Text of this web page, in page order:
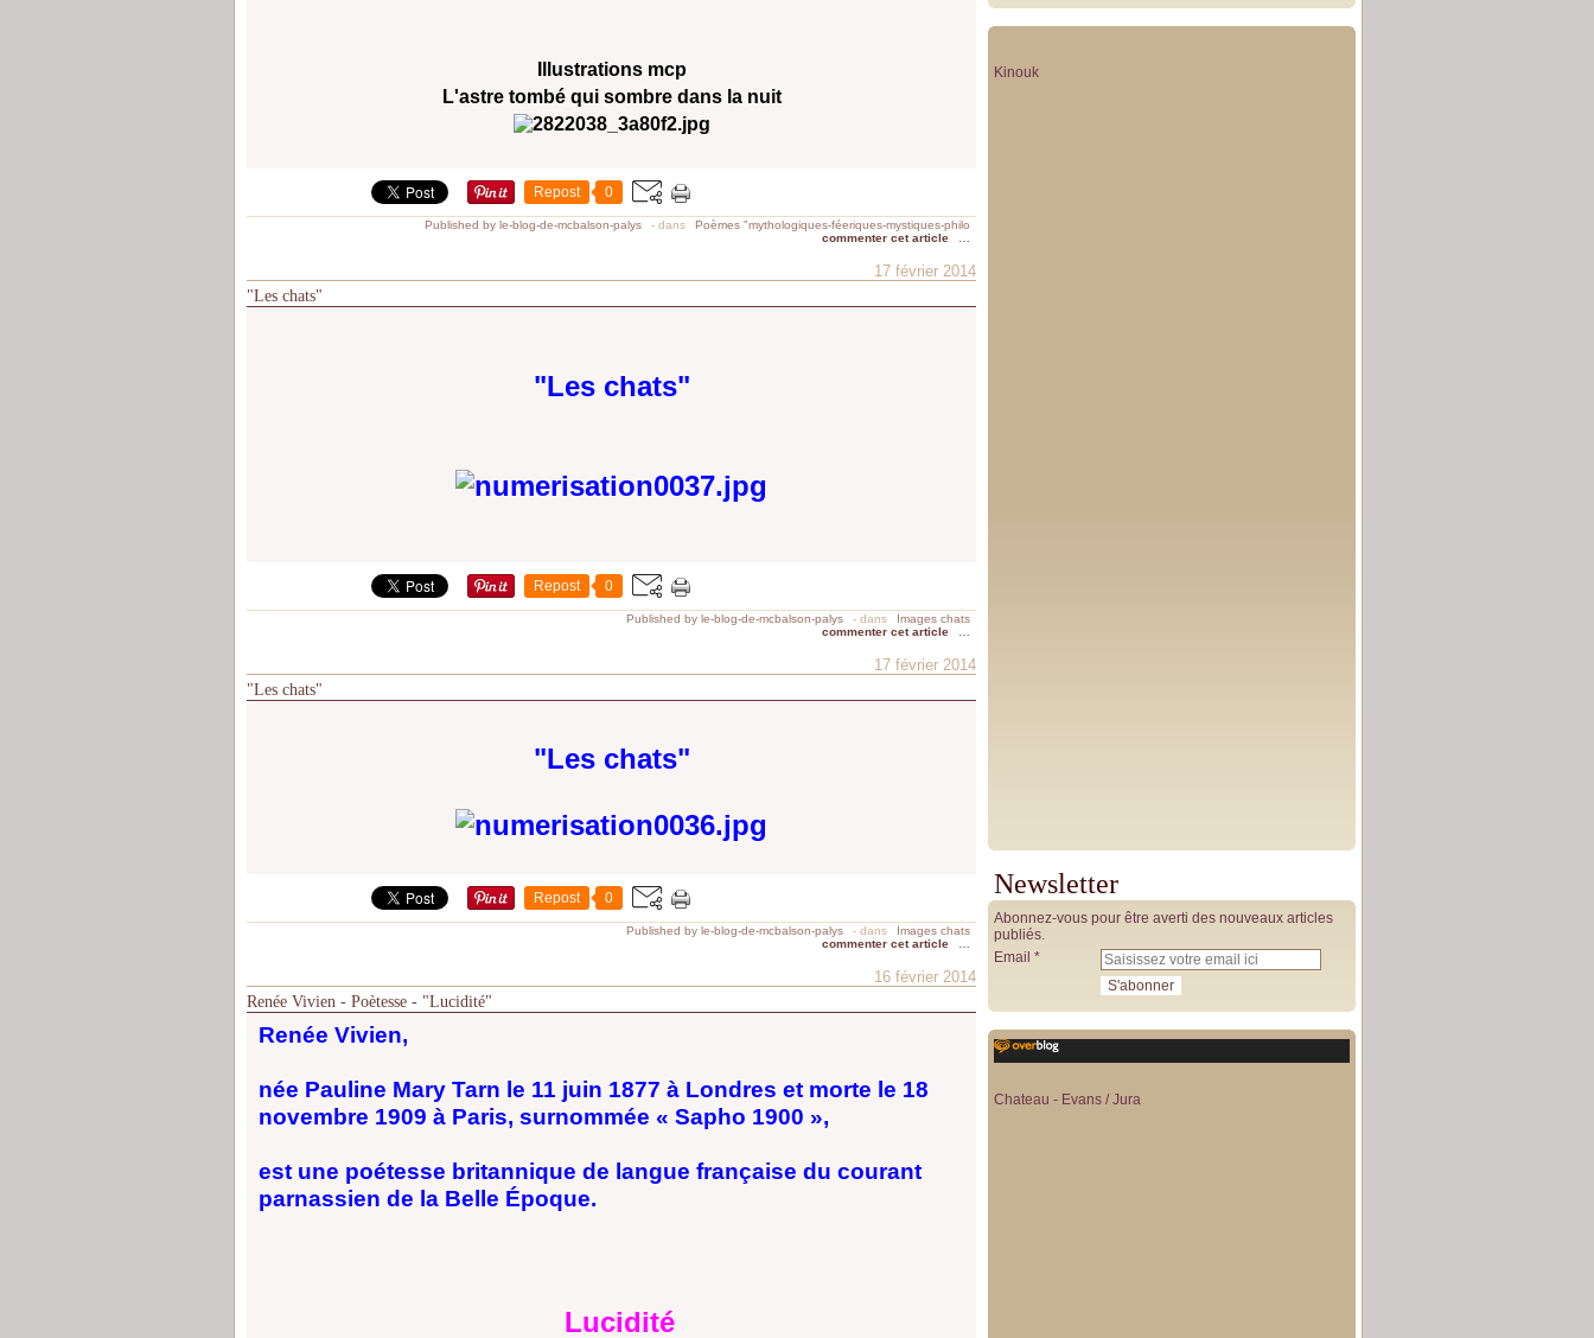
Illustrations mcp
L'astre tombé qui sombre dans la nuit
Repost 0
Published by le-blog-de-mcbalson-palys - dans
Poèmes "mythologiques-féeriques-mystiques-philo
commenter cet article
17 février 2014
"Les chats"
"Les chats"
Repost 0
Published by le-blog-de-mcbalson-palys - dans
Images chats
commenter cet article
17 février 2014
"Les chats"
"Les chats"
Repost 0
Published by le-blog-de-mcbalson-palys - dans
Images chats
commenter cet article
16 février 2014
Renée Vivien - Poètesse - "Lucidité"
Renée Vivien,
née Pauline Mary Tarn le 11 juin 1877 à Londres et morte le 18
novembre 1909 à Paris, surnommée « Sapho 1900 »,
est une poétesse britannique de langue française du courant
parnassien de la Belle Époque.
Lucidité
Kinouk
Newsletter
Abonnez-vous pour être averti des nouveaux articles
publiés.
Email
Chateau - Evans / Jura